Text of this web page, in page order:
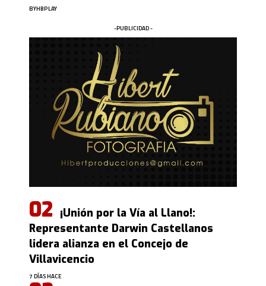
BYHBPLAY
-PUBLICIDAD -
¡Unión por la Vía al Llano!:
Representante Darwin Castellanos
lidera alianza en el Concejo de
Villavicencio
7 DÍAS HACE